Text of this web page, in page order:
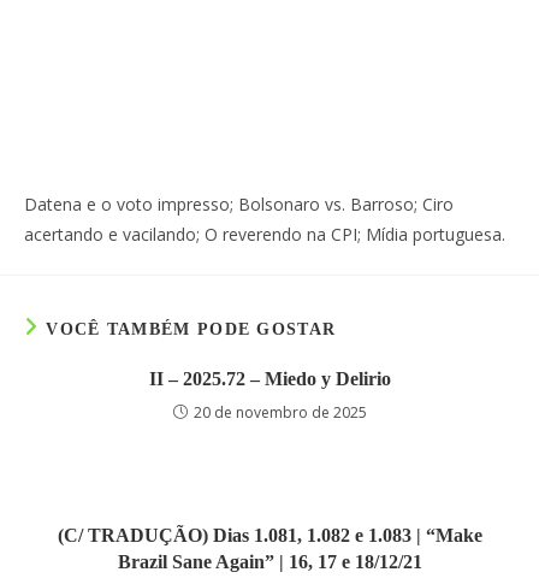
Datena e o voto impresso; Bolsonaro vs. Barroso; Ciro
acertando e vacilando; O reverendo na CPI; Mídia portuguesa.
VOCÊ TAMBÉM PODE GOSTAR
II – 2025.72 – Miedo y Delirio
20 de novembro de 2025
(C/ TRADUÇÃO) Dias 1.081, 1.082 e 1.083 | “Make
Brazil Sane Again” | 16, 17 e 18/12/21